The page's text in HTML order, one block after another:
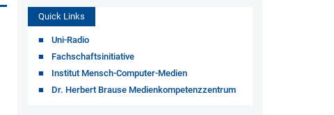
Quick Links
Uni-Radio
Fachschaftsinitiative
Institut Mensch-Computer-Medien
Dr. Herbert Brause Medienkompetenzzentrum